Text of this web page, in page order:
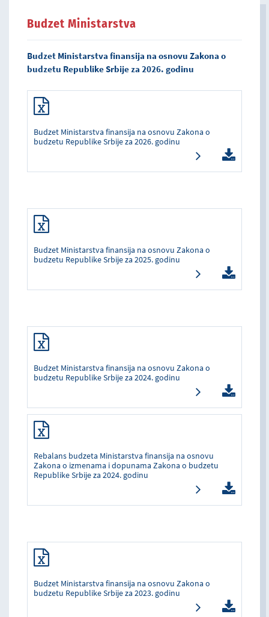
Budzet Ministarstva
Budzet Ministarstva finansija na osnovu Zakona o
budzetu Republike Srbije za 2026. godinu
Budzet Ministarstva finansija na osnovu Zakona o
budzetu Republike Srbije za 2026. godinu
Budzet Ministarstva finansija na osnovu Zakona o
budzetu Republike Srbije za 2025. godinu
Budzet Ministarstva finansija na osnovu Zakona o
budzetu Republike Srbije za 2024. godinu
Rebalans budzeta Ministarstva finansija na osnovu
Zakona o izmenama i dopunama Zakona o budzetu
Republike Srbije za 2024. godinu
Budzet Ministarstva finansija na osnovu Zakona o
budzetu Republike Srbije za 2023. godinu